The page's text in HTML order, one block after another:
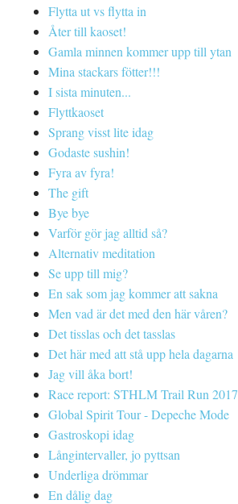
Flytta ut vs flytta in
Åter till kaoset!
Gamla minnen kommer upp till ytan
Mina stackars fötter!!!
I sista minuten...
Flyttkaoset
Sprang visst lite idag
Godaste sushin!
Fyra av fyra!
The gift
Bye bye
Varför gör jag alltid så?
Alternativ meditation
Se upp till mig?
En sak som jag kommer att sakna
Men vad är det med den här våren?
Det tisslas och det tasslas
Det här med att stå upp hela dagarna
Jag vill åka bort!
Race report: STHLM Trail Run 2017
Global Spirit Tour - Depeche Mode
Gastroskopi idag
Långintervaller, jo pyttsan
Underliga drömmar
En dålig dag